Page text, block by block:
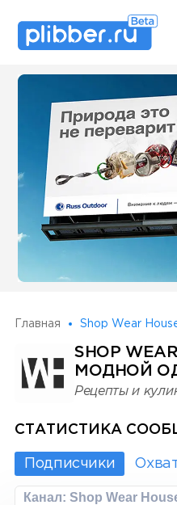
Some SEO Title
Главная Shop Wear
SHOP
МОДНОЙ
Рецепты и
СТАТИСТИКА
Подписчики
Канал: Shop Wear